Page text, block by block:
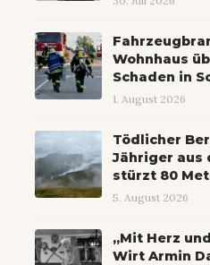
Wohnhaus
Schaden in
1. August 2026
Tödlicher
Jähriger aus
stürzt 80
5. August 2026
„Mit Herz
Wirt Armin